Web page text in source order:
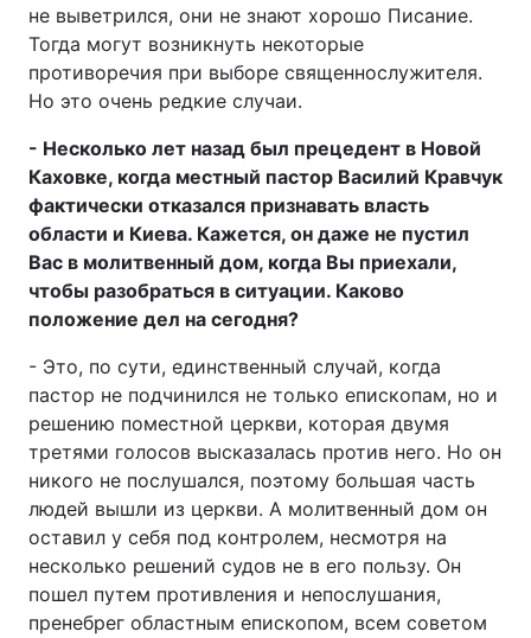
не выветрился, они не знают хорошо Писание.
Тогда могут возникнуть некоторые
противоречия при выборе священнослужителя.
Но это очень редкие случаи.
- Несколько лет назад был прецедент в Новой
Каховке, когда местный пастор Василий Кравчук
фактически отказался признавать власть
области и Киева. Кажется, он даже не пустил
Вас в молитвенный дом, когда Вы приехали,
чтобы разобраться в ситуации. Каково
положение дел на сегодня?
- Это, по сути, единственный случай, когда
пастор не подчинился не только епископам, но и
решению поместной церкви, которая двумя
третями голосов высказалась против него. Но он
никого не послушался, поэтому большая часть
людей вышли из церкви. А молитвенный дом он
оставил у себя под контролем, несмотря на
несколько решений судов не в его пользу. Он
пошел путем противления и непослушания,
пренебрег областным епископом, всем советом